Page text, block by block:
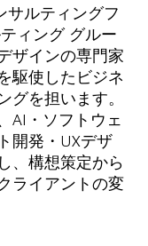
サルティングフ
ィング グルー
ザインの専門家
駆使したビジネ
グを担います。
AI・ソフトウェ
開発・UXデザ
、構想策定から
ライアントの変